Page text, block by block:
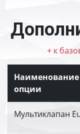
+ к
опции
Мультиклапан